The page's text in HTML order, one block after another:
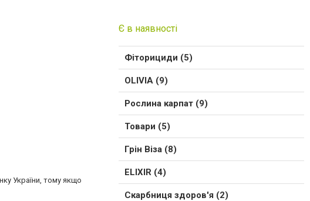
України, тому якщо
Є в наявності
Фіторициди (5)
OLIVIA (9)
Рослина карпат (9)
Товари (5)
Грін Віза (8)
ELIXIR (4)
Скарбниця здоров'я (2)